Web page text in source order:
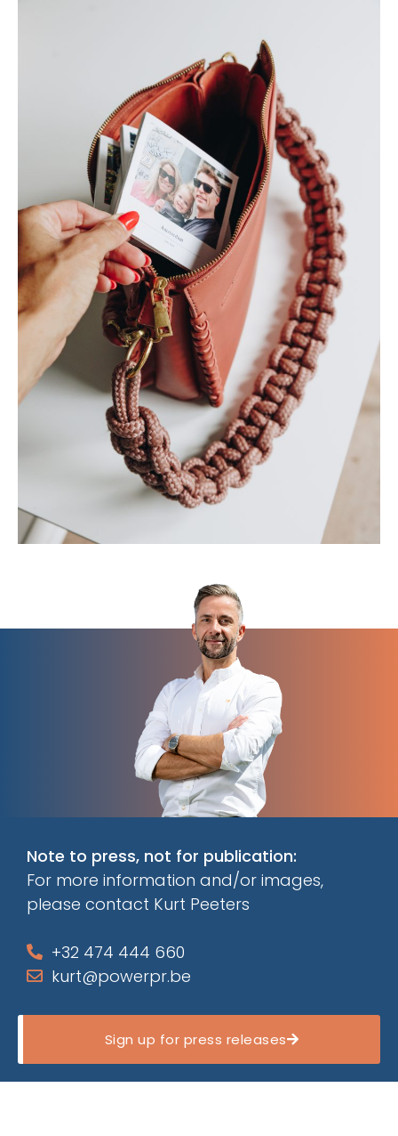
Note to press, not for publication:
For more information and/or images,
please contact Kurt Peeters
+32 474 444 660
kurt@powerpr.be
Sign up for press releases